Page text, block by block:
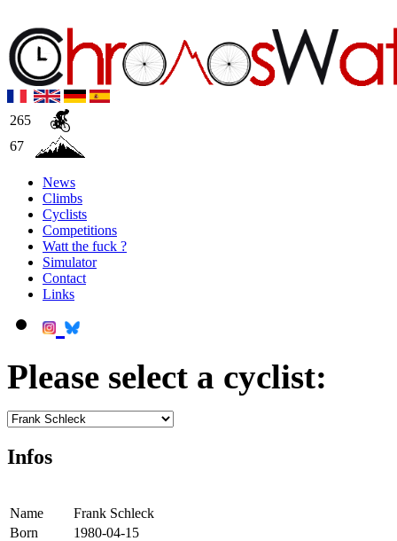
265
67
News
Climbs
Cyclists
Competitions
Watt the fuck ?
Simulator
Contact
Links
Please select a cyclist:
Infos
Name
Frank Schleck
Born
1980-04-15